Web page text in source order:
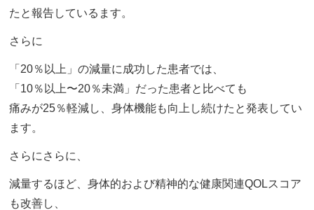
たと報告しているます。
さらに
「20％以上」の減量に成功した患者では、
「10％以上〜20％未満」だった患者と比べても
痛みが25％軽減し、身体機能も向上し続けたと発表してい
ます。
さらにさらに、
減量するほど、身体的および精神的な健康関連QOLスコア
も改善し、